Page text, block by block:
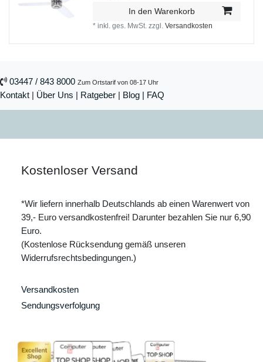
In den Warenkorb
*inkl. ges. MwSt. zzgl.Versandkosten
03447 / 843 8000 Zum Ortstarif von 08-17 Uhr
Kontakt | Über Uns | Ratgeber | Blog | FAQ
Kostenloser Versand
*Wir liefern innerhalb Deutschlands ab einen Warenwert von
39,- Euro versandkostenfrei! Darunter bezahlen Sie nur 6,90
Euro.
(Kostenlose Rücksendung gemäß unseren
Widerrufsrechtsbedingungen.)
Versandkosten
Sendungsverfolgung